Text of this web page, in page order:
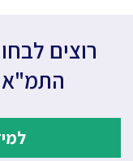
רוצים
התמ"א 38 שלכם?